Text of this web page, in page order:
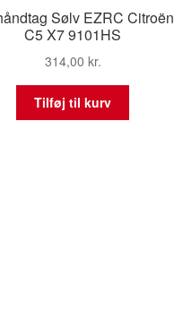
Sølv EZRC Citroën
C5 X7 9101HS
314,00 kr.
Tilføj til kurv